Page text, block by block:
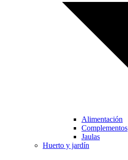
Alimentación
Complementos
Jaulas
Huerto y jardín